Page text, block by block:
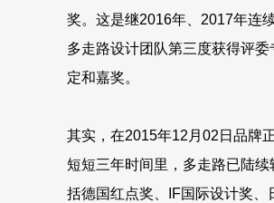
奖。这是继2016年、2017年连
多走路设计团队第三度获得评委
定和嘉奖。
其实，在2015年12月02日品牌
短短三年时间里，多走路已陆续
括德国红点奖、IF国际设计奖、